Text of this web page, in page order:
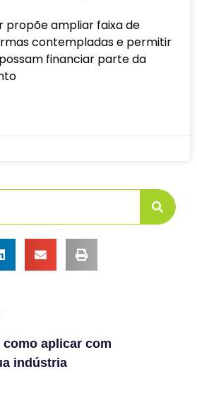
propõe ampliar faixa de
contempladas e permitir
financiar parte da
aplicar com
indústria